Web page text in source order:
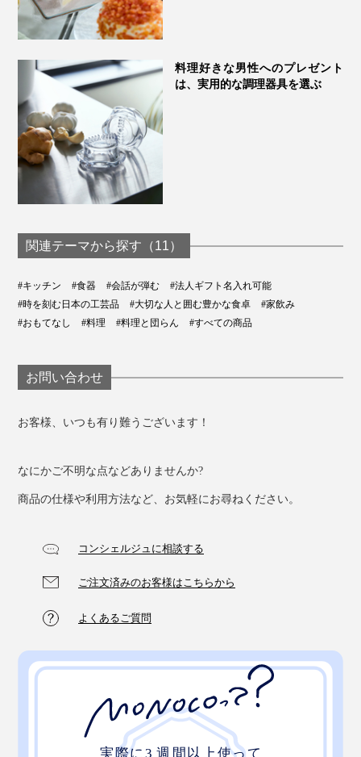
料理好きな男性へのプレゼント
は、実用的な調理器具を選ぶ
関連テーマから探す（11）
#キッチン #食器 #会話が弾む
#法人ギフト名入れ可能
#時を刻む日本の工芸品
#大切な人と囲む豊かな食卓
#家飲み
#おもてなし
#料理 #料理と団らん #すべての商品
お問い合わせ
お客様、いつも有り難うございます！
なにかご不明な点などありませんか?
商品の仕様や利用方法など、お気軽にお尋ねください。
コンシェルジュに相談する
ご注文済みのお客様はこちらから
よくあるご質問